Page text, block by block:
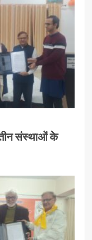
तीन संस्थाओं के